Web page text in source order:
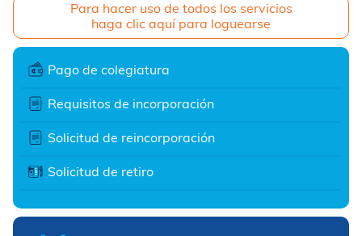
Para hacer uso de todos los servicios
haga clic aquí para loguearse
Pago de colegiatura
Requisitos de incorporación
Solicitud de reincorporación
Solicitud de retiro